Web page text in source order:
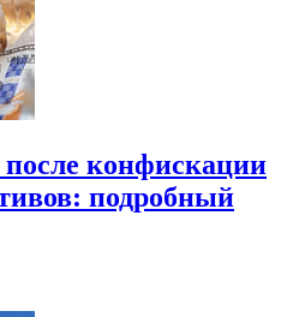
конфискации
подробный